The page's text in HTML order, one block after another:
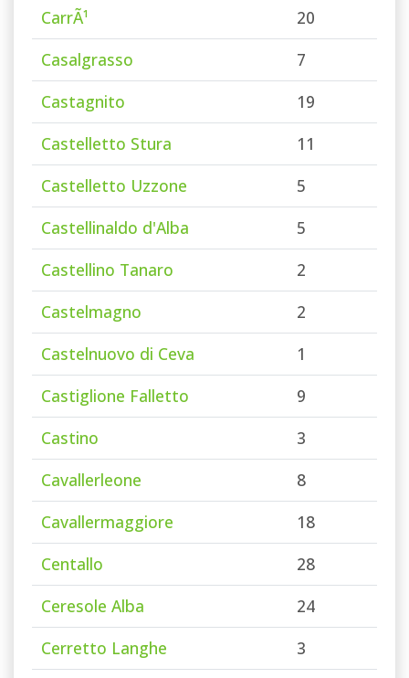
CarrÃ¹
20
Casalgrasso
7
Castagnito
19
Castelletto Stura
11
Castelletto Uzzone
5
Castellinaldo d'Alba
5
Castellino Tanaro
2
Castelmagno
2
Castelnuovo di Ceva
1
Castiglione Falletto
9
Castino
3
Cavallerleone
8
Cavallermaggiore
18
Centallo
28
Ceresole Alba
24
Cerretto Langhe
3